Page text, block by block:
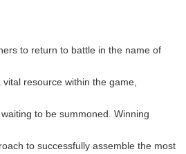
to return to battle in the name of
resource within the game,
to be summoned. Winning
to successfully assemble the most